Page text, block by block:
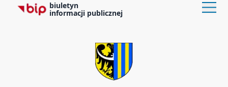
biuletyn
informacji publicznej